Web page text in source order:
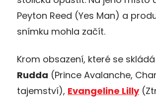
Peyton Reed (Yes Man) a
snímku mohla začít.
Krom obsazení, které se
Rudda (Prince Avalanche,
tajemství), Evangeline Lilly